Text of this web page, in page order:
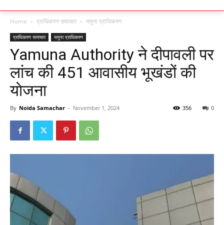
Home प्राधिकरण समाचार यमुना प्राधिकरण
प्राधिकरण समाचार यमुना प्राधिकरण
Yamuna Authority ने दीपावली पर
लांच की 451 आवासीय भूखंडों की
याेजना
By Noida Samachar - November 1, 2024 0
356